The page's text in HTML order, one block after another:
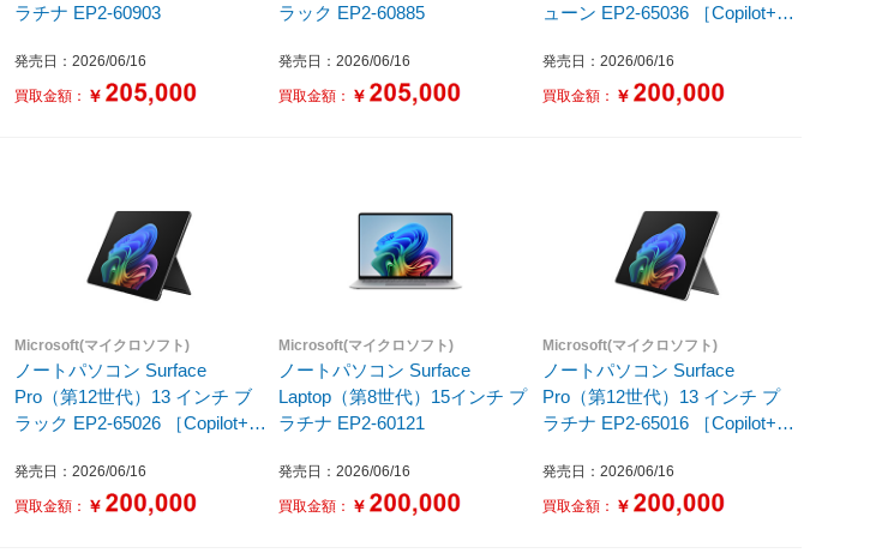
ラチナ EP2-60903
発売日：2026/06/16
買取金額： ￥
ラック EP2-60885
発売日：2026/06/16
買取金額： ￥
ューン EP2-65036 ［Copilot+
/Snapdragon X2 Elite /メモリ：
16GB /SSD：1TB /M365 (24か
発売日：2026/06/16
買取金額： ￥
Microsoft(マイクロソフト)
ノートパソコン Surface
Pro（第12世代）13 インチ ブ
ラック EP2-65026 ［Copilot+
/Snapdragon X2 Elite /メモリ：
16GB /SSD：1TB /M365 (24か
発売日：2026/06/16
買取金額： ￥
Microsoft(マイクロソフト)
ノートパソコン Surface
Laptop（第8世代）15インチ プ
ラチナ EP2-60121
発売日：2026/06/16
買取金額： ￥
Microsoft(マイクロソフト)
ノートパソコン Surface
Pro（第12世代）13 インチ プ
ラチナ EP2-65016 ［Copilot+
/Snapdragon X2 Elite /メモリ：
16GB /SSD：1TB /M365 (24か
発売日：2026/06/16
買取金額： ￥